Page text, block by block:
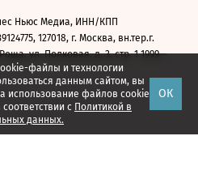
файлы и технологии
данным сайтом, вы
использование файлов cookie
с Политикой в
данных.
ОК
Ньюс Медиа, ИНН/КПП
127018, г. Москва, вн.тер.г.
ул. Полковая, д. 3, стр. 1 1999—